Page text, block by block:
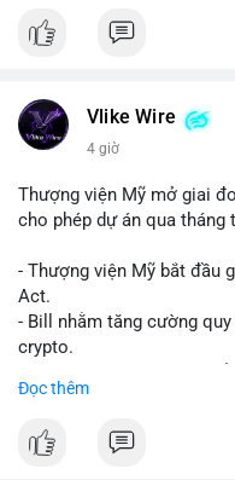
Vlike Wire
4 giờ
Thượng viện Mỹ mở giai
cho phép dự án qua tháng
- Thượng viện Mỹ bắt đầu
Act.
- Bill nhằm tăng cường
crypto.
- Bill có thể ảnh hưởng
Đọc thêm